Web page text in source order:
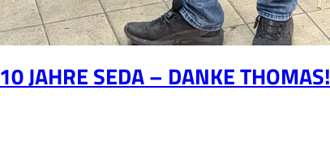
10 JAHRE SEDA – DANKE THOMAS!